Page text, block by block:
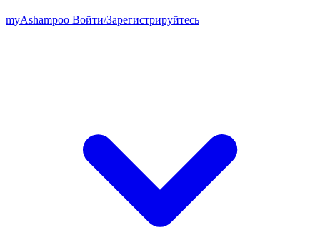
myAshampoo Войти/Зарегистрируйтесь